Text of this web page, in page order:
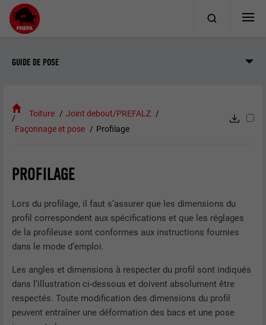
GUIDE DE POSE
Toiture
Joint debout/PREFALZ
Façonnage et pose
Profilage
PROFILAGE
Lors du profilage, il faut s’assurer que les dimensions du
profil correspondent aux spécifications et que les réglages
de la profileuse sont conformes aux instructions fournies
dans le mode d’emploi.
Les angles et dimensions à respecter du profil sont indiqués
dans l’illustration ci-dessous et doivent absolument être
respectés. Toute modification des dimensions du profil
peuvent entraîner une déformation des bacs et une pose